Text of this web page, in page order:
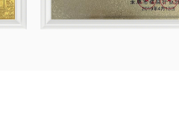
à bulles est fabriquée avec